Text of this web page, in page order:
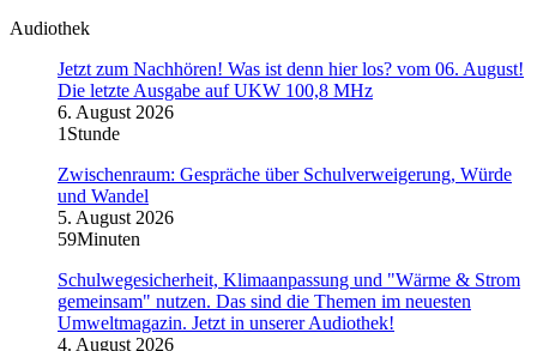
Audiothek
Jetzt zum Nachhören! Was ist denn hier los? vom 06. August!
Die letzte Ausgabe auf UKW 100,8 MHz
6. August 2026
1Stunde
Zwischenraum: Gespräche über Schulverweigerung, Würde
und Wandel
5. August 2026
59Minuten
Schulwegesicherheit, Klimaanpassung und "Wärme & Strom
gemeinsam" nutzen. Das sind die Themen im neuesten
Umweltmagazin. Jetzt in unserer Audiothek!
4. August 2026